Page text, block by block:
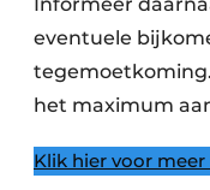
eventuele
het maximum
Klik hier voor